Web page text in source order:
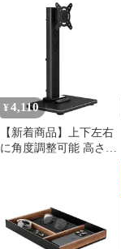
ナット, Original)ｍａ
¥ 4,110
【新着商品】上下左右
に角度調整可能 高さ調
型 100x100 １画面 耐荷
重20KG モニタースタ
ンド 木製のベース モニ